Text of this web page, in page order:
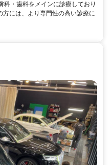
科・歯科をメインに診療しており
方には、より専門性の高い診療に